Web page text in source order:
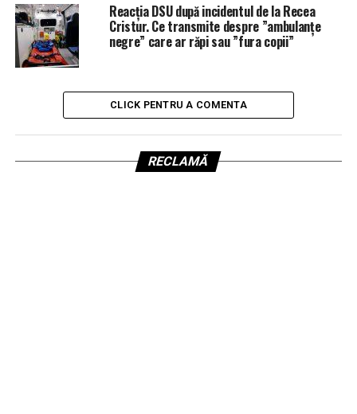
Reacția DSU după incidentul de la Recea
Cristur. Ce transmite despre ”ambulanțe
negre” care ar răpi sau ”fura copii”
CLICK PENTRU A COMENTA
RECLAMĂ